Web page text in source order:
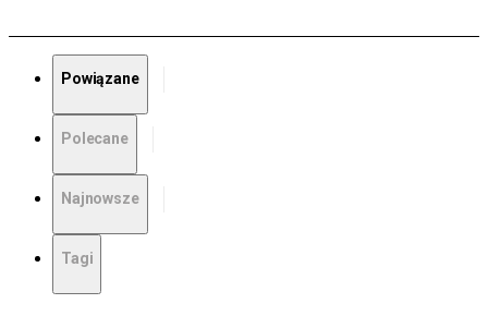
Powiązane
Polecane
Najnowsze
Tagi